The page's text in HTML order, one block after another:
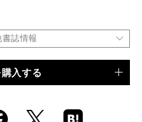
誌情報
入する
X
Hatena